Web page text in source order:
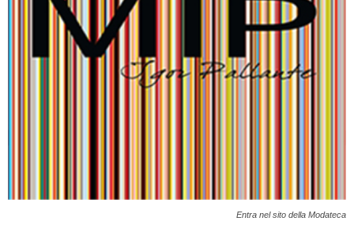
Entra nel sito della Modateca